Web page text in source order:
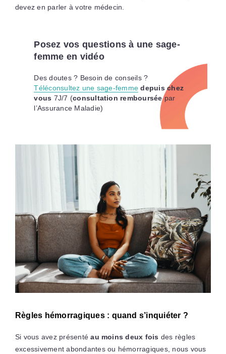
devez en parler à votre médecin.
Posez vos questions à une sage-
femme en vidéo
Des doutes ? Besoin de conseils ?
Téléconsultez une sage-femme depuis chez
vous 7J/7 (consultation rembourséepar
l’Assurance Maladie)
Règles hémorragiques : quand s’inquiéter ?
Si vous avez présentéau moins deux fois des règles
excessivement abondantes ou hémorragiques, nous vous